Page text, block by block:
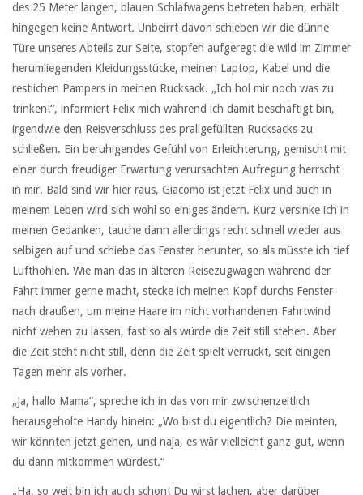
des 25 Meter langen, blauen Schlafwagens betreten haben, erhält
hingegen keine Antwort. Unbeirrt davon schieben wir die dünne
Türe unseres Abteils zur Seite, stopfen aufgeregt die wild im Zimmer
herumliegenden Kleidungsstücke, meinen Laptop, Kabel und die
restlichen Pampers in meinen Rucksack. „Ich hol mir noch was zu
trinken!“, informiert Felix mich während ich damit beschäftigt bin,
irgendwie den Reisverschluss des prallgefüllten Rucksacks zu
schließen. Ein beruhigendes Gefühl von Erleichterung, gemischt mit
einer durch freudiger Erwartung verursachten Aufregung herrscht
in mir. Bald sind wir hier raus, Giacomo ist jetzt Felix und auch in
meinem Leben wird sich wohl so einiges ändern. Kurz versinke ich in
meinen Gedanken, tauche dann allerdings recht schnell wieder aus
selbigen auf und schiebe das Fenster herunter, so als müsste ich tief
Lufthohlen. Wie man das in älteren Reisezugwagen während der
Fahrt immer gerne macht, stecke ich meinen Kopf durchs Fenster
nach draußen, um meine Haare im nicht vorhandenen Fahrtwind
nicht wehen zu lassen, fast so als würde die Zeit still stehen. Aber
die Zeit steht nicht still, denn die Zeit spielt verrückt, seit einigen
Tagen mehr als vorher.
„Ja, hallo Mama“, spreche ich in das von mir zwischenzeitlich
herausgeholte Handy hinein: „Wo bist du eigentlich? Die meinten,
wir könnten jetzt gehen, und naja, es wär vielleicht ganz gut, wenn
du dann mitkommen würdest.“
„Ha, so weit bin ich auch schon! Du wirst lachen, aber darüber